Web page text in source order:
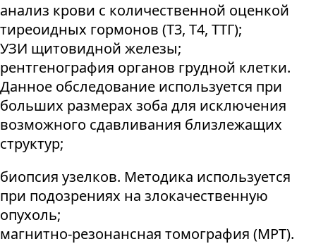
анализ крови с количественной оценкой
тиреоидных гормонов (Т3, Т4, ТТГ);
УЗИ щитовидной железы;
рентгенография органов грудной клетки.
Данное обследование используется при
больших размерах зоба для исключения
возможного сдавливания близлежащих
структур;
биопсия узелков. Методика используется
при подозрениях на злокачественную
опухоль;
магнитно-резонансная томография (МРТ).